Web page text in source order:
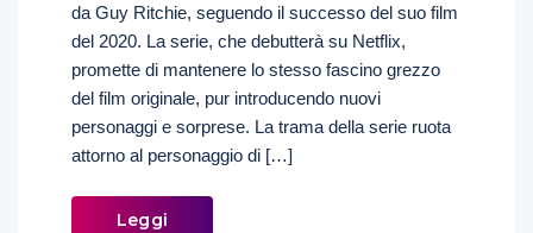
da Guy Ritchie, seguendo il successo del suo film
del 2020. La serie, che debutterà su Netflix,
promette di mantenere lo stesso fascino grezzo
del film originale, pur introducendo nuovi
personaggi e sorprese. La trama della serie ruota
attorno al personaggio di […]
Leggi